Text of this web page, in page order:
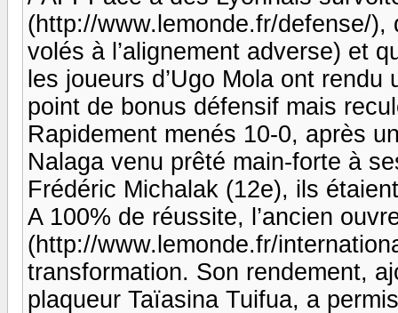
(http://www.lemonde.fr/defense/
volés à l’alignement adverse) et
les joueurs d’Ugo Mola ont
point de bonus défensif mais
Rapidement menés 10-0, après
Nalaga venu prêté main-forte à
Frédéric Michalak (12e), ils
A 100% de réussite, l’ancien
(http://www.lemonde.fr/
transformation. Son rendement,
plaqueur Taïasina Tuifua, a